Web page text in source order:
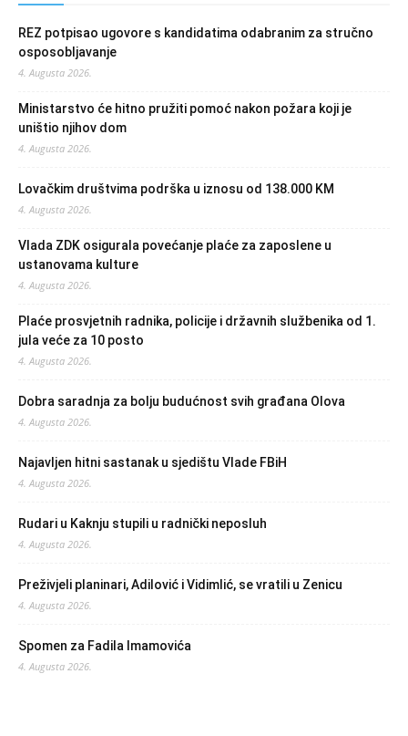
REZ potpisao ugovore s kandidatima odabranim za stručno
osposobljavanje
4. Augusta 2026.
Ministarstvo će hitno pružiti pomoć nakon požara koji je
uništio njihov dom
4. Augusta 2026.
Lovačkim društvima podrška u iznosu od 138.000 KM
4. Augusta 2026.
Vlada ZDK osigurala povećanje plaće za zaposlene u
ustanovama kulture
4. Augusta 2026.
Plaće prosvjetnih radnika, policije i državnih službenika od 1.
jula veće za 10 posto
4. Augusta 2026.
Dobra saradnja za bolju budućnost svih građana Olova
4. Augusta 2026.
Najavljen hitni sastanak u sjedištu Vlade FBiH
4. Augusta 2026.
Rudari u Kaknju stupili u radnički neposluh
4. Augusta 2026.
Preživjeli planinari, Adilović i Vidimlić, se vratili u Zenicu
4. Augusta 2026.
Spomen za Fadila Imamovića
4. Augusta 2026.